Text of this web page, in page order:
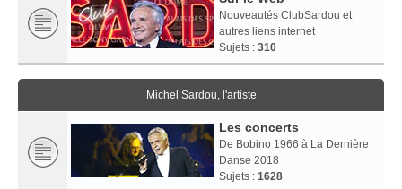
Nouveautés ClubSardou et
autres liens internet
Sujets : 310
Michel Sardou, l'artiste
Les concerts
De Bobino 1966 à La Dernière
Danse 2018
Sujets : 1628